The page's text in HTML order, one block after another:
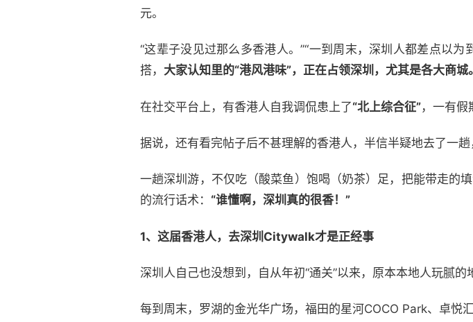
元。
“这辈子没见过那么多香港人。”“一到周末，深圳人都差点以
搭， 大家认知里的“港风港味”，正在占领深圳，尤其是各大商城。
在社交平台上，有香港人自我调侃患上了“北上综合征”，一有假
据说，还有看完帖子后不甚理解的香港人，半信半疑地去了一趟
一趟深圳游，不仅吃（酸菜鱼）饱喝（奶茶）足，把能带走的
的流行话术： “谁懂啊，深圳真的很香！”
1、这届香港人， 去深圳Citywalk才是正经事
深圳人自己也没想到，自从年初“通关”以来，原本本地人玩腻的
每到周末，罗湖的金光华广场，福田的星河COCO Park、卓悦